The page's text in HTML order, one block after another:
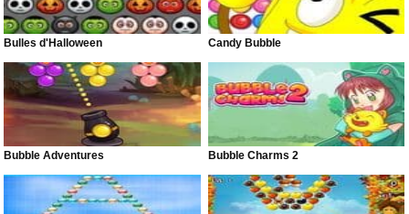
Bulles d'Halloween Candy Bubble
Bubble Adventures Bubble Charms 2